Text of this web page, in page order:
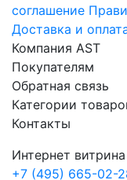
соглашение
Доставка и
Компания AST
Покупателям
Обратная связь
Категории
Контакты
Интернет витрина
+7 (495) 665-02-